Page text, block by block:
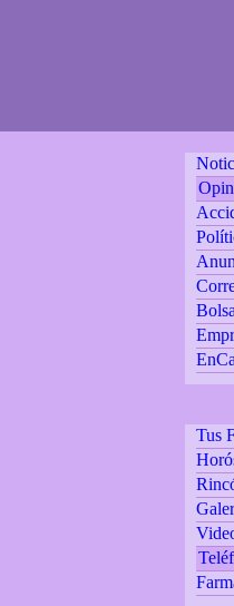
Tus